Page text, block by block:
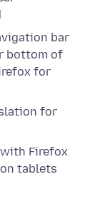
bar
bottom of
for
for
Firefox
tablets